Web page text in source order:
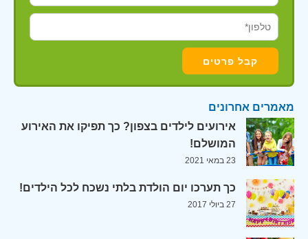
מאמרים אחרונים
אירועים לילדים בצפון? כך תפיקו את האירוע
המושלם!
23 במאי 2021
כך תערכו יום הולדת בלתי נשכח לכל הילדים!
27 ביולי 2017